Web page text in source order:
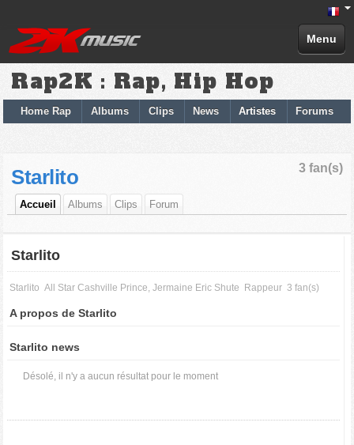
Menu
Rap2K : Rap, Hip Hop
Home Rap Albums Clips News Artistes Forums
3 fan(s)
Starlito
Accueil Albums Clips Forum
Starlito
Starlito All Star Cashville Prince, Jermaine Eric Shute Rappeur 3 fan(s)
A propos de Starlito
Starlito news
Désolé, il n'y a aucun résultat pour le moment